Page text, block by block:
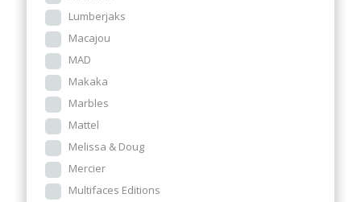
Lumberjaks
Macajou
MAD
Makaka
Marbles
Mattel
Melissa & Doug
Mercier
Multifaces Editions